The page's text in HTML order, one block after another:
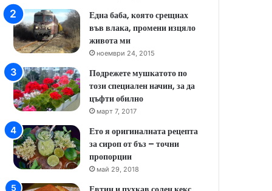
Една баба, която срещнах
във влака, промени изцяло
живота ми
ноември 24, 2015
Подрежете мушкатото по
този специален начин, за да
цъфти обилно
март 7, 2017
Ето я оригиналната рецепта
за сироп от бъз – точни
пропорции
май 29, 2018